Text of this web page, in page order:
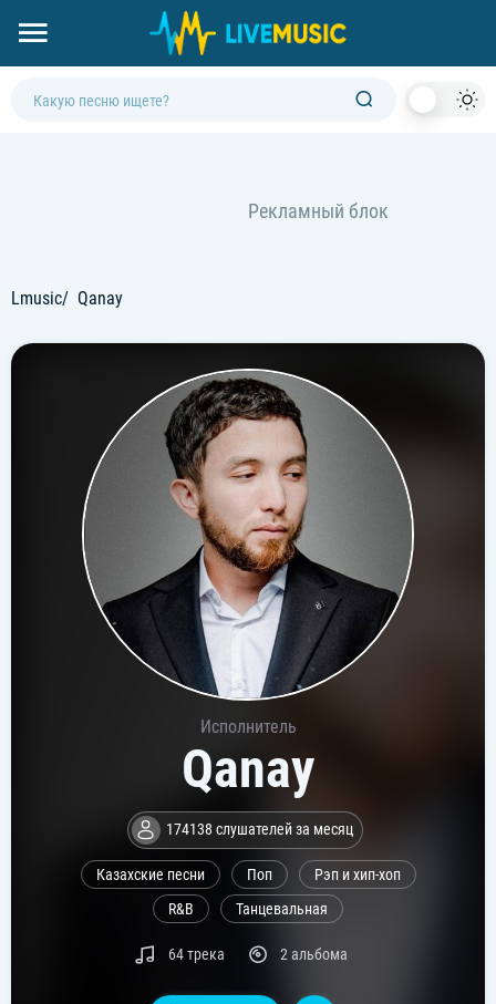
Lmusic Qanay
Исполнитель
Qanay
174138 слушателей за месяц
Казахские песни Поп
Рэп и хип-хоп
R&B
Танцевальная
64 трека 2 альбома